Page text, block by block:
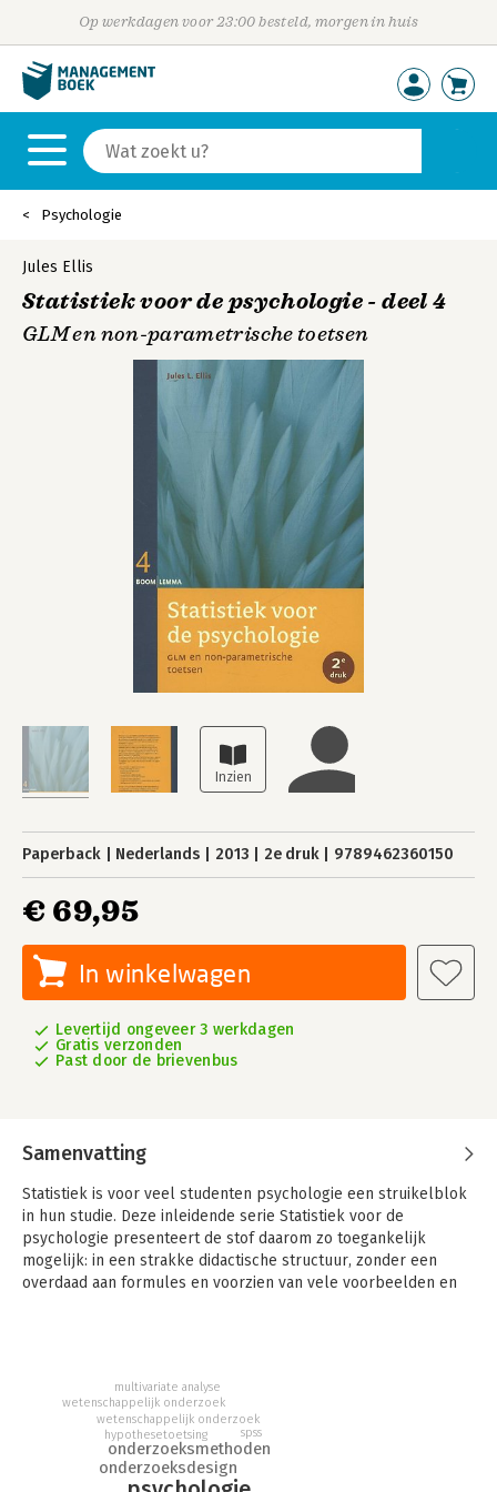
Op werkdagen voor 23:00 besteld, morgen in huis
Psychologie
Jules Ellis
Statistiek voor de psychologie - deel 4
GLM en non-parametrische toetsen
Paperback Nederlands 2013 2e druk 9789462360150
€ 69,95
In winkelwagen
Levertijd ongeveer 3 werkdagen
Gratis verzonden
Past door de brievenbus
Samenvatting
Statistiek is voor veel studenten psychologie een struikelblok
in hun studie. Deze inleidende serie Statistiek voor de
psychologie presenteert de stof daarom zo toegankelijk
mogelijk: in een strakke didactische structuur, zonder een
overdaad aan formules en voorzien van vele voorbeelden en
scriptie of artikel. Daarnaast leer je zelfstandig
wetenschappelijke artikelen en rapporten te lezen en te
begrijpen. De serie beperkt zich tot het adequaat leren
analyseren, interpreteren en rapporteren van data, gegeven
een bepaalde vraagstelling.
onderzoeksdesign
onderzoeksmethoden
hypothesetoetsing
wetenschappelijk onderzoek
wetenschappelijk onderzoek
spss
multivariate analyse